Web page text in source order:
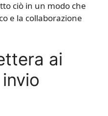
ciò in un modo che
e la collaborazione
ai